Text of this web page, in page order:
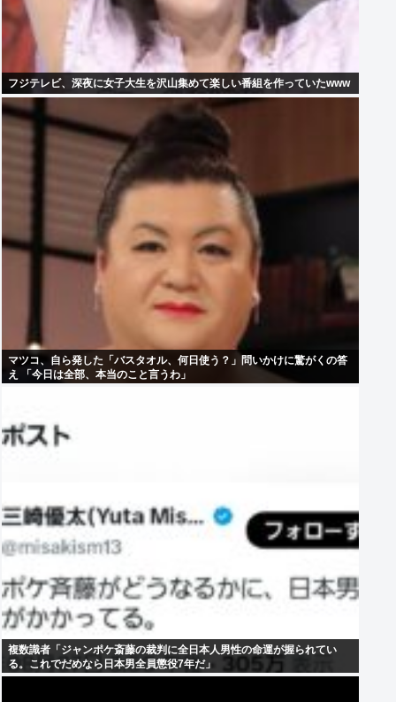
フジテレビ、深夜に女子大生を沢山集めて楽しい番組を作っていたwww
マツコ、自ら発した「バスタオル、何日使う？」問いかけに驚がくの答
え 「今日は全部、本当のこと言うわ」
複数識者「ジャンポケ斎藤の裁判に全日本人男性の命運が握られてい
る。これでだめなら日本男全員懲役7年だ」